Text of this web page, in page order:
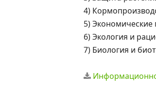
4)
5) Экономические
6) Экология и
7) Биология и